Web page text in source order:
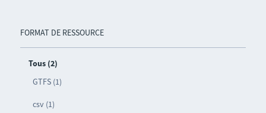
FORMAT DE RESSOURCE
Tous (2)
GTFS (1)
csv (1)